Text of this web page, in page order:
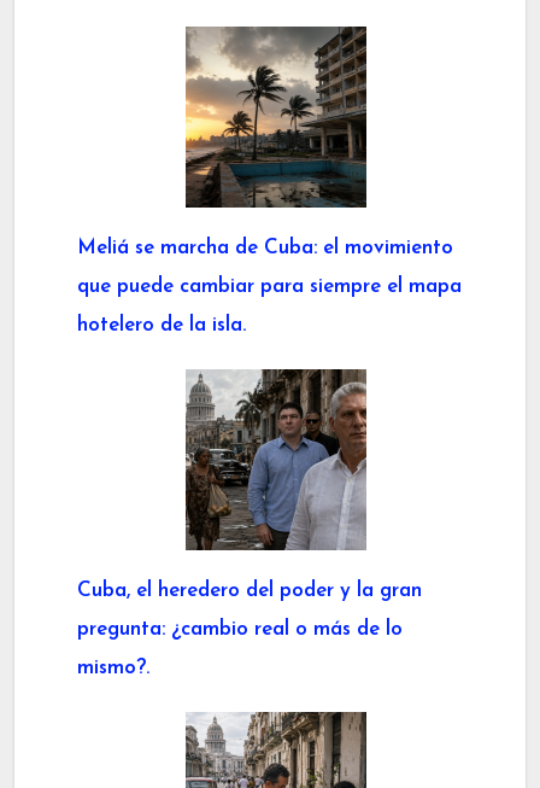
Meliá se marcha de Cuba: el movimiento
que puede cambiar para siempre el mapa
hotelero de la isla.
Cuba, el heredero del poder y la gran
pregunta: ¿cambio real o más de lo
mismo?.